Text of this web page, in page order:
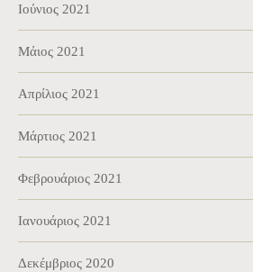
Ιούνιος 2021
Μάιος 2021
Απρίλιος 2021
Μάρτιος 2021
Φεβρουάριος 2021
Ιανουάριος 2021
Δεκέμβριος 2020